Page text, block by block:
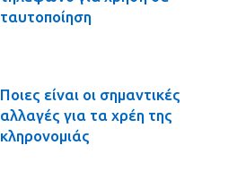
ταυτοποίηση
Ποιες είναι οι σημαντικές
αλλαγές για τα χρέη της
κληρονομιάς